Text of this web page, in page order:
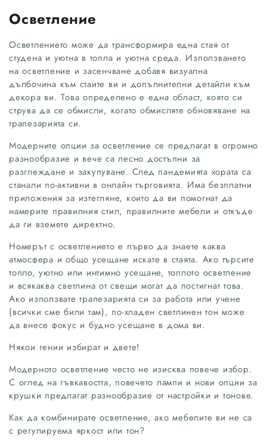
Осветление
Осветлението може да трансформира една стая от
студена и уютна в топла и уютна среда. Използването
на осветление и засенчване добавя визуална
дълбочина към стаите ви и допълнителни детайли към
декора ви. Това определено е една област, която си
струва да се обмисли, когато обмисляте обновяване на
трапезарията си.
Модерните опции за осветление се предлагат в огромно
разнообразие и вече са лесно достъпни за
разглеждане и закупуване. След пандемията хората са
станали по-активни в онлайн търговията. Има безплатни
приложения за изтегляне, които да ви помогнат да
намерите правилния стил, правилните мебели и откъде
да ги вземете директно.
Номерът с осветлението е първо да знаете каква
атмосфера и общо усещане искате в стаята. Ако търсите
топло, уютно или интимно усещане, топлото осветление
и всякаква светлина от свещи могат да постигнат това.
Ако използвате трапезарията си за работа или учене
(всички сме били там), по-хладен светлинен тон може
да внесе фокус и будно усещане в дома ви.
Някои гении избират и двете!
Модерното осветление често не изисква повече избор.
С оглед на гъвкавостта, повечето лампи и нови опции за
крушки предлагат разнообразие от настройки и тонове.
Как да комбинирате осветление, ако мебелите ви не са
с регулируема яркост или тон?